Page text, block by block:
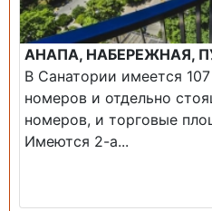
АНАПА, НАБЕРЕЖНАЯ,
В Санатории имеется
номеров и отдельно
номеров, и торговые
Имеются 2-а...